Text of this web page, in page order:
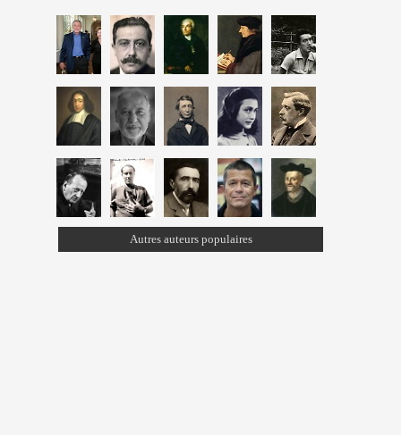
Autres auteurs populaires